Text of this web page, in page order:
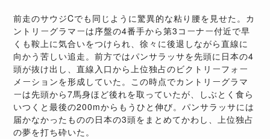
前走のサウジCでも同じように驚異的な粘り腰を見せた。カ
ントリーグラマーは序盤の4番手から第3コーナー付近で早
くも鞍上に気合いをつけられ、徐々に後退しながら直線に
向かう苦しい追走。前方ではパンサラッサを先頭に日本の4
頭が抜け出し、直線入口から上位独占のビクトリーフォー
メーションを形成していた。この時点でカントリーグラマ
ーは先頭から7馬身ほど後れを取っていたが、しぶとく食ら
いつくと最後の200mからもうひと伸び。パンサラッサには
届かなかったものの日本の3頭をまとめてかわし、上位独占
の夢を打ち砕いた。